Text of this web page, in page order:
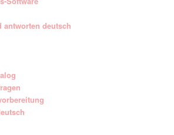
antworten deutsch